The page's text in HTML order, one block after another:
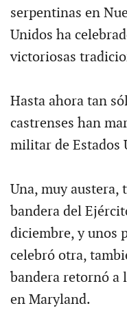
serpentinas en
Unidos ha
victoriosas
Hasta ahora tan
castrenses han
militar de Estados
Una, muy austera,
bandera del
diciembre, y unos
celebró otra,
bandera retornó a
en Maryland.